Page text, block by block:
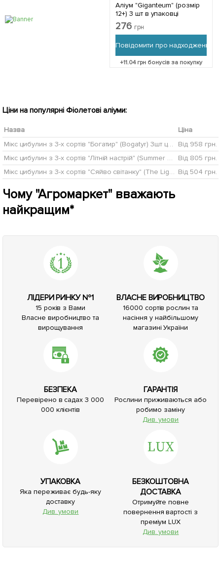
Аліум "Giganteum" (розмір
12+) 3 шт в упаковці
276 грн
Повідомити про надходження
+11.04грн бонусів за покупку
Ціни на популярні Фіолетові аліуми:
Назва
Ціна
Мікс цибулин з 3-х сортів "Богатир" (Bogatyr) 3шт цибулин
Від 958 грн.
Мікс цибулин з 3-х сортів "Літній настрій" (Summer mood) 3шт цибулин
Від 805 грн.
Мікс цибулин з 3-х сортів "Сяйво світанку" (The Light of Dawn) 3шт цибулин Від 504 грн.
Чому "Агромаркет" вважають
найкращим*
ЛІДЕРИ РИНКУ №1
15 років з Вами
Власне виробництво та
вирощування
ВЛАСНЕ ВИРОБНИЦТВО
16000 сортів рослин та
насіння у найбільшому
магазині України
БЕЗПЕКА
Перевірено в садах 3 000
000 клієнтів
ГАРАНТІЯ
Рослини приживаються або
робимо заміну
Див. умови
УПАКОВКА
Яка переживає будь-яку
доставку
Див. умови
БЕЗКОШТОВНА
ДОСТАВКА
Отримуйте повне
повернення вартості з
преміум LUX
Див. умови